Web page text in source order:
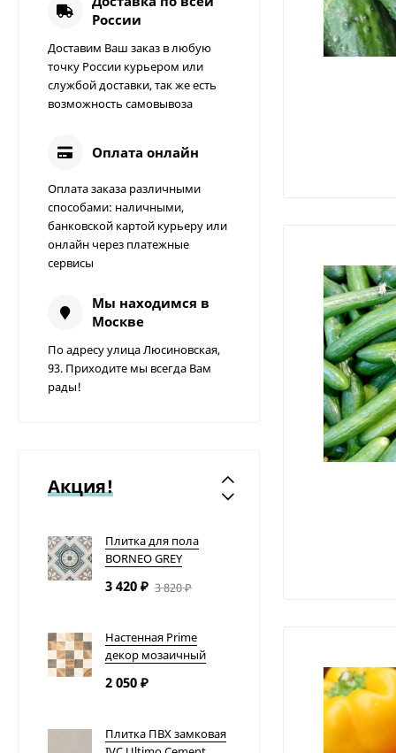
России
Доставим Ваш заказ в любую
точку России курьером или
службой доставки, так же есть
возможность самовывоза
Оплата онлайн
Оплата заказа различными
способами: наличными,
банковской картой курьеру или
онлайн через платежные
сервисы
Мы находимся в
Москве
По адресу улица Люсиновская,
93. Приходите мы всегда Вам
рады!
Акция!
Линолеум Akron 6
4 291
Перец Ласточка,
весовой
gold
32 000
Плитка для пола
BORNEO GREY
3 420 ₽ 3 820₽
Настенная Prime
декор мозаичный
2 050 ₽
Плитка ПВХ замковая